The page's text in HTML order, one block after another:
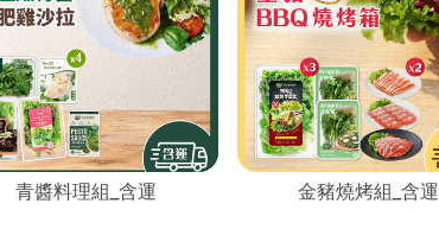
青醬料理組_含運 金豬燒烤組_含運